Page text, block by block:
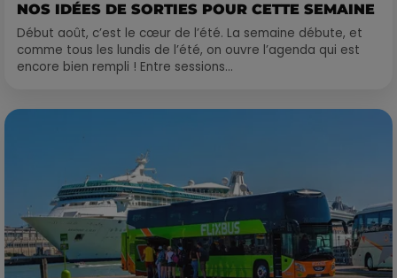
NOS IDÉES DE SORTIES POUR CETTE SEMAINE
Début août, c’est le cœur de l’été. La semaine débute, et
comme tous les lundis de l’été, on ouvre l’agenda qui est
encore bien rempli ! Entre sessions...